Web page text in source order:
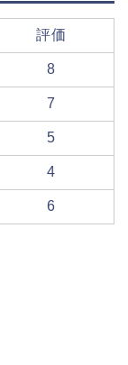
評価
8
7
5
4
6